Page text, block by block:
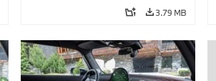
3.79 MB